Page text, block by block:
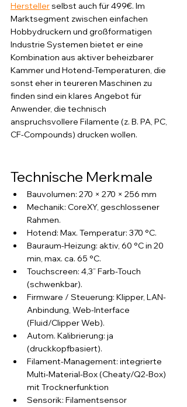
Hersteller selbst auch für 499€. Im
Marktsegment zwischen einfachen
Hobbydruckern und großformatigen
Industrie Systemen bietet er eine
Kombination aus aktiver beheizbarer
Kammer und Hotend-Temperaturen, die
sonst eher in teureren Maschinen zu
finden sind ein klares Angebot für
Anwender, die technisch
anspruchsvollere Filamente (z. B. PA, PC,
CF-Compounds) drucken wollen.
Technische Merkmale
Bauvolumen: 270 × 270 × 256 mm
Mechanik: CoreXY, geschlossener
Rahmen.
Hotend: Max. Temperatur: 370 °C.
Bauraum-Heizung: aktiv, 60 °C in 20
min, max. ca. 65 °C.
Touchscreen: 4,3” Farb-Touch
(schwenkbar).
Firmware / Steuerung: Klipper, LAN-
Anbindung, Web-Interface
(Fluid/Clipper Web).
Autom. Kalibrierung: ja
(druckkopfbasiert).
Filament-Management: integrierte
Multi-Material-Box (Cheaty/Q2-Box)
mit Trocknerfunktion
Sensorik: Filamentsensor